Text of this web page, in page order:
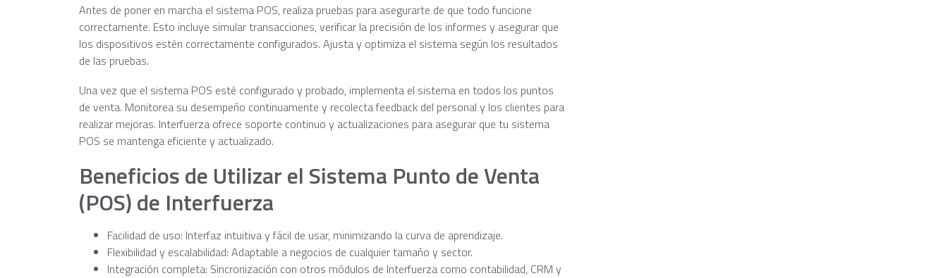
Antes de poner en marcha el sistema POS, realiza pruebas para asegurarte de que todo funcione
correctamente. Esto incluye simular transacciones, verificar la precisión de los informes y asegurar que
los dispositivos estén correctamente configurados. Ajusta y optimiza el sistema según los resultados
de las pruebas.
Una vez que el sistema POS esté configurado y probado, implementa el sistema en todos los puntos
de venta. Monitorea su desempeño continuamente y recolecta feedback del personal y los clientes para
realizar mejoras. Interfuerza ofrece soporte continuo y actualizaciones para asegurar que tu sistema
POS se mantenga eficiente y actualizado.
Beneficios de Utilizar el Sistema Punto de Venta
(POS) de Interfuerza
Facilidad de uso: Interfaz intuitiva y fácil de usar, minimizando la curva de aprendizaje.
Flexibilidad y escalabilidad: Adaptable a negocios de cualquier tamaño y sector.
Integración completa: Sincronización con otros módulos de Interfuerza como contabilidad, CRM y